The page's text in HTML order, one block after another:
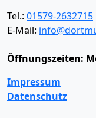
Tel.: 01579-2632715
E-Mail:
Öffnungszeiten:
Impressum
Datenschutz